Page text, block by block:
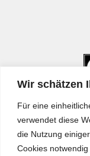
Wir schätzen
Für eine
verwendet diese
die Nutzung
Cookies notwendig